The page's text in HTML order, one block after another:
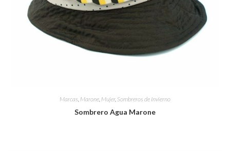
Marcas Marone Mujer, Sombreros de Invierno
Sombrero Agua Marone